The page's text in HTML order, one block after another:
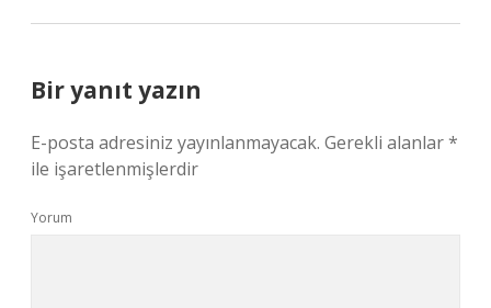
Bir yanıt yazın
E-posta adresiniz yayınlanmayacak. Gerekli alanlar*
ile işaretlenmişlerdir
Yorum